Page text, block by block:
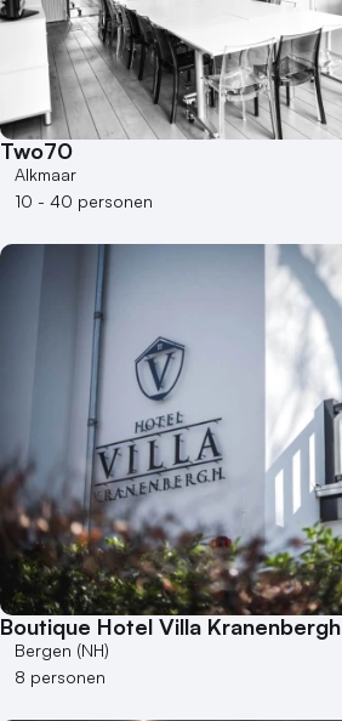
Two70
Alkmaar
10 - 40 personen
Boutique Hotel Villa Kranenbergh
Bergen (NH)
8 personen